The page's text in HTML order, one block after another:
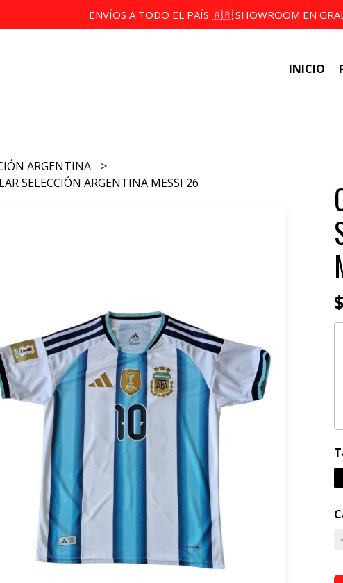
ENVÍOS A TODO EL PAÍS 🇦🇷 SHOWROOM EN
INICIO
ARGENTINA
SELECCIÓN ARGENTINA MESSI 26